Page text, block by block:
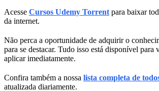
Acesse Cursos Udemy Torrent para baixar
da internet.
Não perca a oportunidade de adquirir o
para se destacar. Tudo isso está disponível para
aplicar imediatamente.
Confira também a nossa lista completa de
atualizada diariamente.